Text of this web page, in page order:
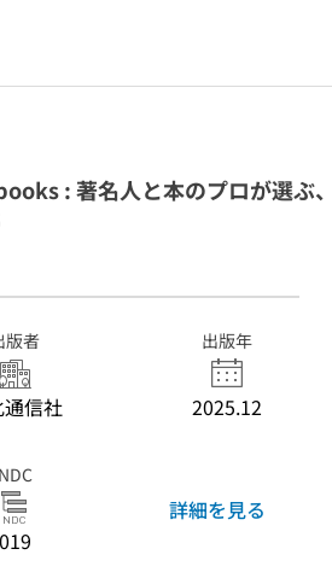
: 著名人と本のプロが選ぶ、
版者
信社
出版年
2025.12
NDC
019
詳細を見る